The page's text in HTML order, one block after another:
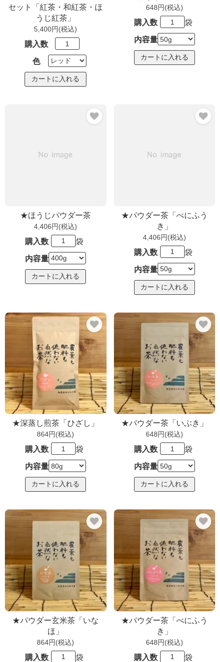
セット「紅茶・和紅茶・ほ
うじ紅茶」
5,400円(税込)
購入数
色
648円(税込)
購入数 袋
内容量
★ほうじパウダー茶
4,406円(税込)
購入数 袋
内容量
★パウダー茶「べにふう
き」
4,406円(税込)
購入数 袋
内容量
★深蒸し煎茶「ひざし」
864円(税込)
購入数 袋
内容量
★パウダー茶「いぶき」
648円(税込)
購入数 袋
内容量
★パウダー玄米茶「いな
ほ」
864円(税込)
購入数 袋
★パウダー茶「べにふう
き」
648円(税込)
購入数 袋